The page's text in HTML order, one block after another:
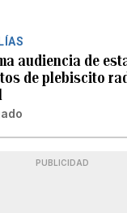
audiencia de
de plebiscito
PUBLICIDAD